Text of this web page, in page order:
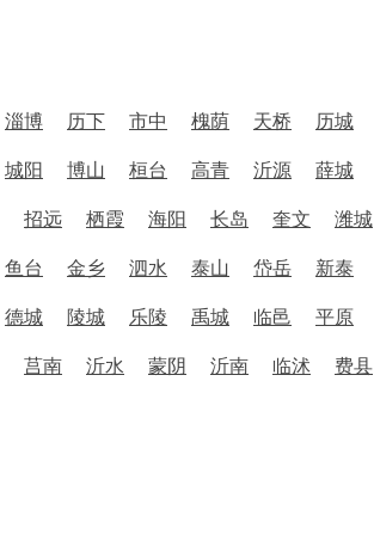
淄博 历下 市中 槐荫 天桥 历城
城阳 博山 桓台 高青 沂源 薛城
招远 栖霞 海阳 长岛 奎文 潍城
鱼台 金乡 泗水 泰山 岱岳 新泰
德城 陵城 乐陵 禹城 临邑 平原
莒南 沂水 蒙阴 沂南 临沭 费县